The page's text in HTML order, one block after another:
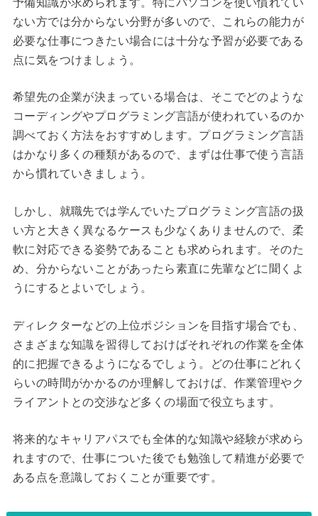
ない方では分からない分野が多いので、これらの能力が
必要な仕事につきたい場合には十分な予習が必要である
点に気をつけましょう。
希望先の企業が決まっている場合は、そこでどのような
コーディングやプログラミング言語が使われているのか
調べておく方法をおすすめします。プログラミング言語
はかなり多くの種類があるので、まずは仕事で使う言語
から慣れていきましょう。
しかし、就職先では学んでいたプログラミング言語の扱
い方と大きく異なるケースも少なくありませんので、柔
軟に対応できる姿勢であることも求められます。そのた
め、分からないことがあったら素直に先輩などに聞くよ
うにするとよいでしょう。
ディレクターなどの上位ポジションを目指す場合でも、
さまざまな知識を習得しておけばそれぞれの作業を全体
的に把握できるようになるでしょう。どの仕事にどれく
らいの時間がかかるのか理解しておけば、作業管理やク
ライアントとの交渉など多くの場面で役立ちます。
将来的なキャリアパスでも全体的な知識や経験が求めら
れますので、仕事についた後でも勉強して精進が必要で
ある点を意識しておくことが重要です。